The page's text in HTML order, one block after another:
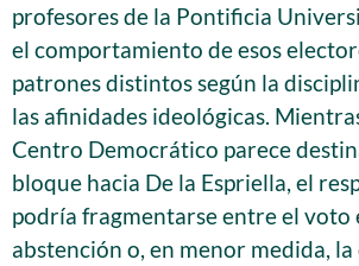
profesores de la Pontificia
el comportamiento de esos
patrones distintos según la
las afinidades ideológicas.
Centro Democrático parece
bloque hacia De la Espriella, el
podría fragmentarse entre el voto
abstención o, en menor medida,